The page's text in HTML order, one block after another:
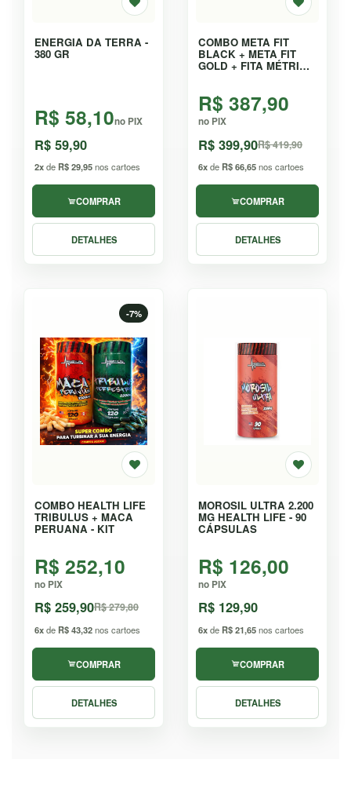
ENERGIA DA TERRA -
380 GR
R$ 58,10no PIX
R$ 59,90
2xde R$ 29,95nos cartoes
COMPRAR
DETALHES
COMBO META FIT
BLACK + META FIT
GOLD + FITA MÉTRICA
R$ 387,90
no PIX
R$ 399,90R$ 419,90
6xde R$ 66,65nos cartoes
COMPRAR
DETALHES
-7%
COMBO HEALTH LIFE
TRIBULUS + MACA
PERUANA - KIT
R$ 252,10
no PIX
R$ 259,90R$ 279,80
6xde R$ 43,32nos cartoes
COMPRAR
DETALHES
MOROSIL ULTRA 2.200
MG HEALTH LIFE - 90
CÁPSULAS
R$ 126,00
no PIX
R$ 129,90
6xde R$ 21,65nos cartoes
COMPRAR
DETALHES